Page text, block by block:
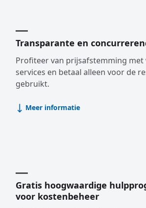
Transparante en
Profiteer van prijsafstemming
services en betaal alleen voor de
gebruikt.
Meer informatie
Gratis hoogwaardige
voor kostenbeheer